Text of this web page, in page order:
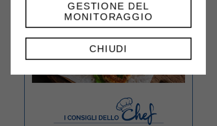
CHIUDI
GESTIONE DEL
MONITORAGGIO